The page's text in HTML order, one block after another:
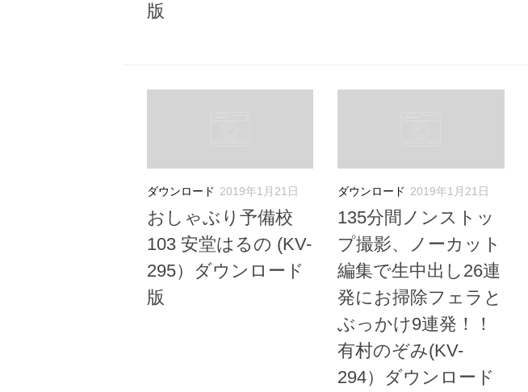
版
ダウンロード 2019年1月21日
おしゃぶり予備校
103 安堂はるの (KV-
295）ダウンロード
版
ダウンロード 2019年1月21日
135分間ノンストッ
プ撮影、ノーカット
編集で生中出し26連
発にお掃除フェラと
ぶっかけ9連発！！
有村のぞみ(KV-
294）ダウンロード